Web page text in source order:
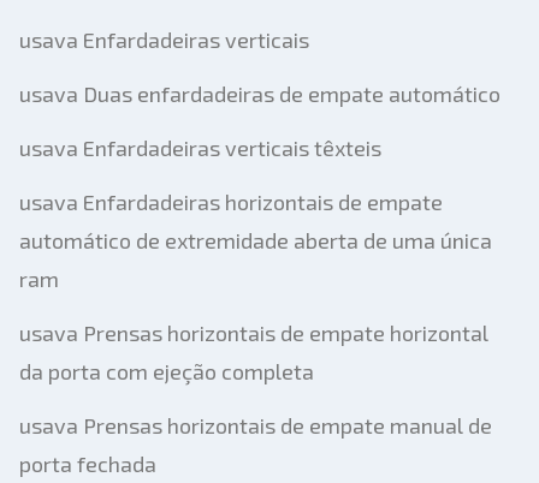
usava Enfardadeiras verticais
usava Duas enfardadeiras de empate automático
usava Enfardadeiras verticais têxteis
usava Enfardadeiras horizontais de empate
automático de extremidade aberta de uma única
ram
usava Prensas horizontais de empate horizontal
da porta com ejeção completa
usava Prensas horizontais de empate manual de
porta fechada